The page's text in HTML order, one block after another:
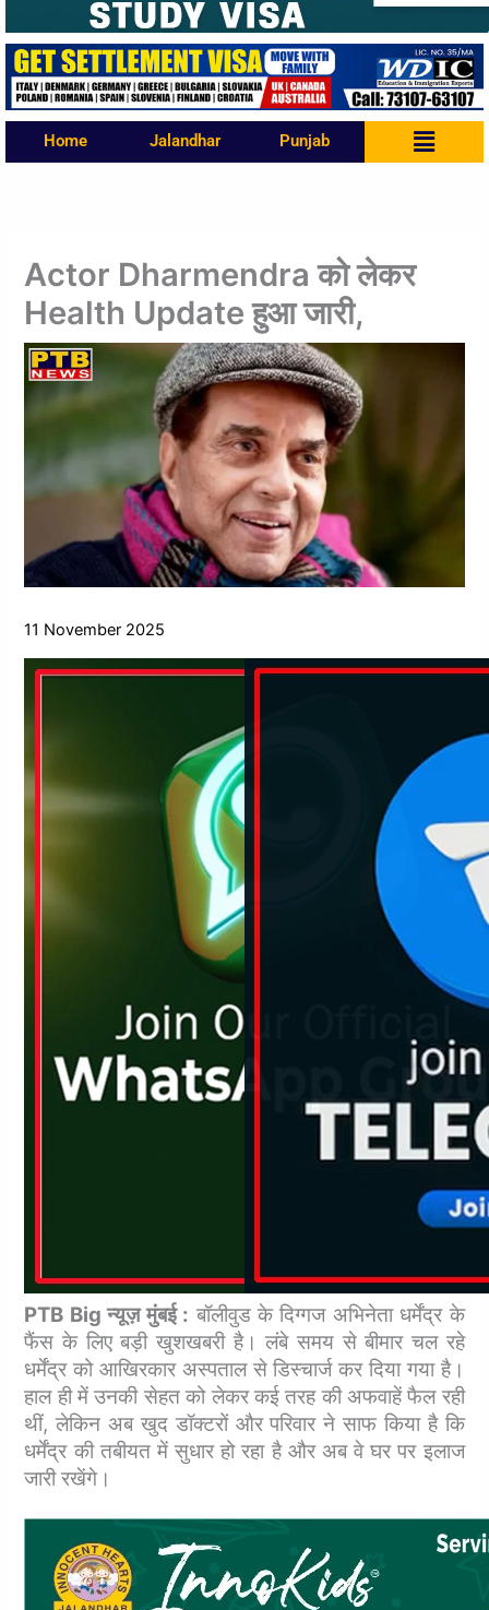
Home Jalandhar Punjab Menu
Actor Dharmendra को लेकर
Health Update हुआ जारी,
11 November 2025
PTB Big न्यूज़ मुंबई : बॉलीवुड के दिग्गज अभिनेता धर्मेंद्र के
फैंस के लिए बड़ी खुशखबरी है। लंबे समय से बीमार चल रहे
धर्मेंद्र को आखिरकार अस्पताल से डिस्चार्ज कर दिया गया है।
हाल ही में उनकी सेहत को लेकर कई तरह की अफवाहें फैल रही
थीं, लेकिन अब खुद डॉक्टरों और परिवार ने साफ किया है कि
धर्मेंद्र की तबीयत में सुधार हो रहा है और अब वे घर पर इलाज
जारी रखेंगे।